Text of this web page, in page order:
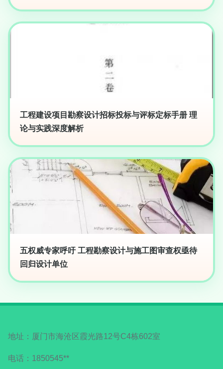
工程建设项目勘察设计招标投标与评标定标手册 理
论与实践深度解析
五权威专家呼吁 工程勘察设计与施工图审查权亟待
回归设计单位
地址：厦门市海沧区霞光路12号C4栋602室
电话：1850545**